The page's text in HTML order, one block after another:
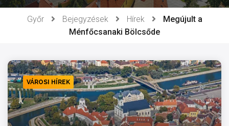
Győr Bejegyzések Hírek
Megújult a
Ménfőcsanaki Bölcsőde
VÁROSI HÍREK